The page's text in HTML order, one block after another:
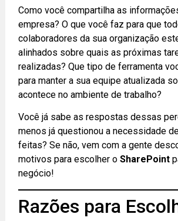
Como você compartilha as
empresa? O que você faz para que
colaboradores da sua organização
alinhados sobre quais as próximas
realizadas? Que tipo de ferramenta
para manter a sua equipe atualizada
acontece no ambiente de trabalho?
Você já sabe as respostas dessas
menos já questionou a necessidade
feitas? Se não, vem com a gente
motivos para escolher oSharePoint
negócio!
Razões para